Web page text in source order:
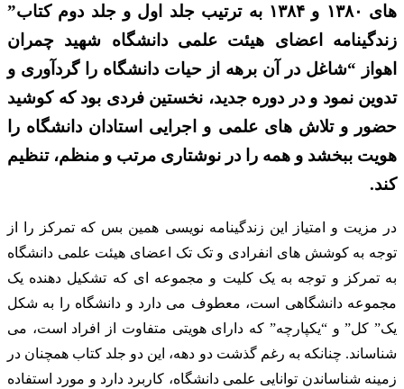
های ۱۳۸۰ و ۱۳۸۴ به ترتیب جلد اول و جلد دوم کتاب”
زندگینامه اعضای هیئت علمی دانشگاه شهید چمران
اهواز “شاغل در آن برهه از حیات دانشگاه را گردآوری و
تدوین نمود و در دوره جدید، نخستین فردی بود که کوشید
حضور و تلاش های علمی و اجرایی استادان دانشگاه را
هویت ببخشد و همه را در نوشتاری مرتب و منظم، تنظیم
کند.
در مزیت و امتیاز این زندگینامه نویسی همین بس که تمرکز را از
توجه به کوشش های انفرادی و تک تک اعضای هیئت علمی دانشگاه
به تمرکز و توجه به یک کلیت و مجموعه ای که تشکیل دهنده یک
مجموعه دانشگاهی است، معطوف می دارد و دانشگاه را به شکل
یک” کل” و “یکپارچه” که دارای هویتی متفاوت از افراد است، می
شناساند. چنانکه به رغم گذشت دو دهه، این دو جلد کتاب همچنان در
زمینه شناساندن توانایی علمی دانشگاه، کاربرد دارد و مورد استفاده